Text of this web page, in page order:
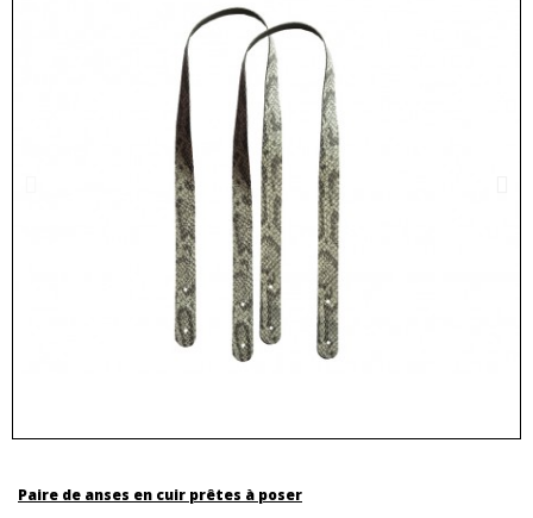
Paire de anses en cuir prêtes à poser